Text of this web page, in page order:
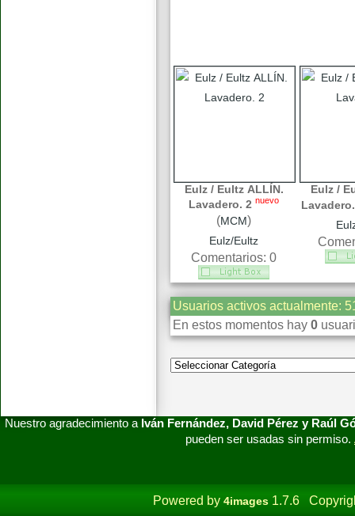
Eulz / Eultz ALLÍN.
Lavadero. 2 nuevo
(MCM)
Eulz/Eultz
Comentarios: 0
Eulz /
Lavadero.
Usuarios activos actualmente:
En estos momentos hay 0
Nuestro agradecimiento a Iván Fernández, David Pérez y Raúl
pueden ser usadas sin permiso.
Powered by 4images 1.7.6